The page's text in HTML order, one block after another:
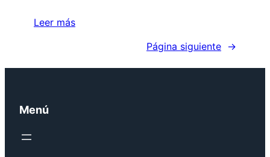
Leer más
Página siguiente →
Menú